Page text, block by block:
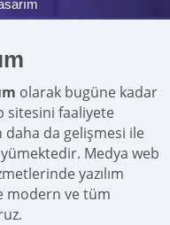
olarak bugüne kadar
sitesini faaliyete
daha da gelişmesi ile
Medya web
yazılım
modern ve tüm